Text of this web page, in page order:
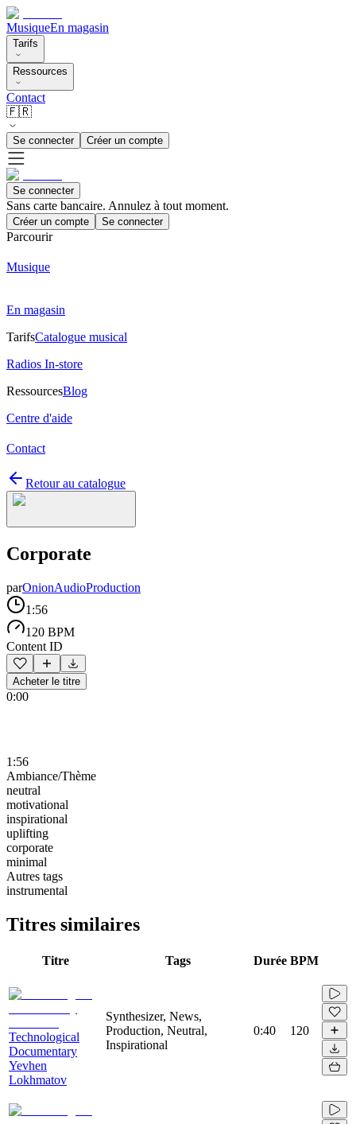
MusiqueEn magasin
Tarifs
Ressources
Contact
🇫🇷
Se connecter Créer un compte
Se connecter
Sans carte bancaire. Annulez à tout moment.
Créer un compte Se connecter
Parcourir
Musique
En magasin
TarifsCatalogue musical
Radios In-store
RessourcesBlog
Centre d'aide
Contact
Retour au catalogue
Corporate
parOnionAudioProduction
1:56
120 BPM
Content ID
Acheter le titre
0:00
1:56
Ambiance/Thème
neutral
motivational
inspirational
uplifting
corporate
minimal
Autres tags
instrumental
Titres similaires
Titre Tags Durée BPM
Technological
Documentary
Yevhen
Lokhmatov
Synthesizer, News,
Production, Neutral,
Inspirational
0:40 120